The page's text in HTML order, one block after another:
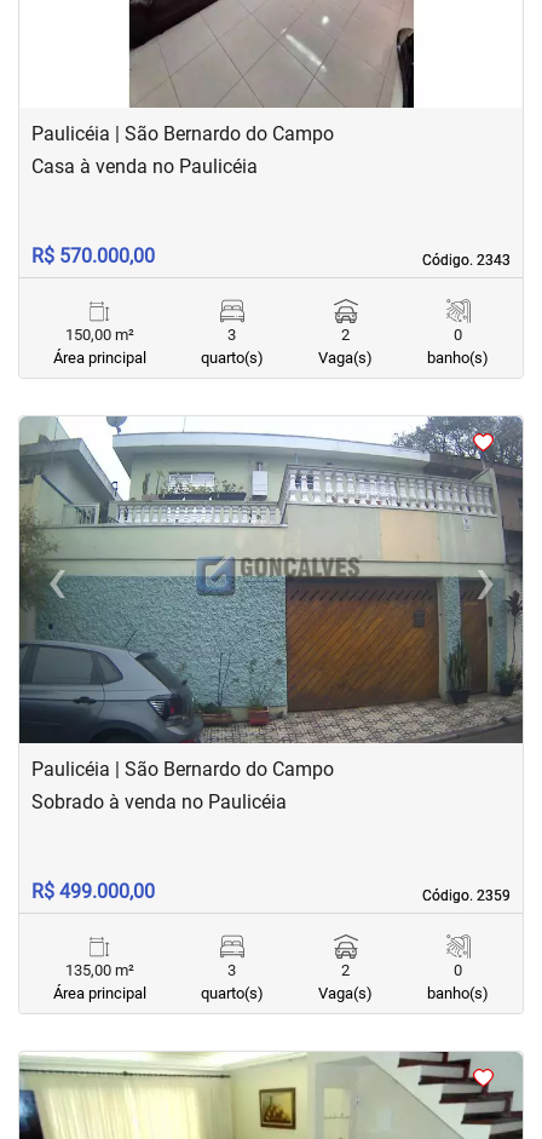
Paulicéia | São Bernardo do Campo
Código. 2343
Código. 2343
Casa à venda no Paulicéia
R$ 570.000,00
150,00 m²
Área principal
3
quarto(s)
2
Vaga(s)
0
banho(s)
< <<
‹Previous ›Next
Paulicéia | São Bernardo do Campo
Código. 2359
Código. 2359
Sobrado à venda no Paulicéia
R$ 499.000,00
135,00 m²
Área principal
3
quarto(s)
2
Vaga(s)
0
banho(s)
<<<<